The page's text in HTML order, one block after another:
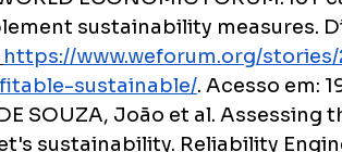
sustainability measures.
https://www.weforum.org/
sustainable/. Acesso em:
SOUZA, João et al.
sustainability. Reliability